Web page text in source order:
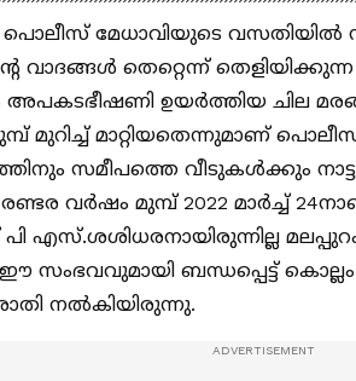
പൊലീസ് മേധാവിയുടെ വസതിയിൽ
വാദങ്ങൾ തെറ്റെന്ന്
അപകടഭീഷണി ഉയർത്തിയ ചില
മുറിച്ച് മാറ്റിയതെന്നുമാണ്
സമീപത്തെ വീടുകൾക്കും
വർഷം മുമ്പ് 2022 മാർച്ച്
എസ്.ശശിധരനായിരുന്നില്ല
സംഭവവുമായി ബന്ധപ്പെട്ട്
നൽകിയിരുന്നു.